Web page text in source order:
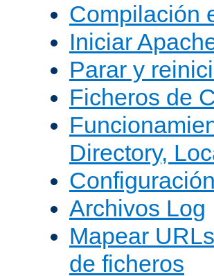
Compilación
Iniciar
Parar y
Ficheros de
Directory,
Archivos Log
Mapear
de ficheros